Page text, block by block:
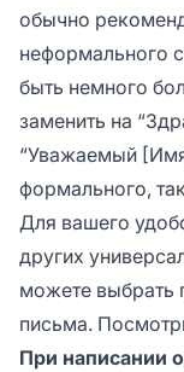
обычно
неформального
быть немного
заменить на
“Уважаемый
формального,
Для вашего
других
можете выбрать
письма.
При написании